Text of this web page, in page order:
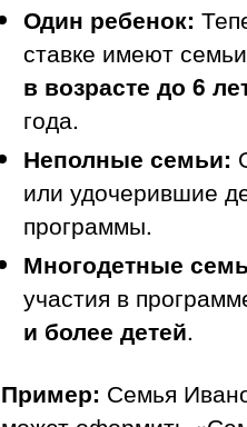
Один ребенок:
ставке имеют
в возрасте до 6
года.
Неполные семьи:
или удочерившие
программы.
Многодетные
участия в
и более детей.
Пример: Семья